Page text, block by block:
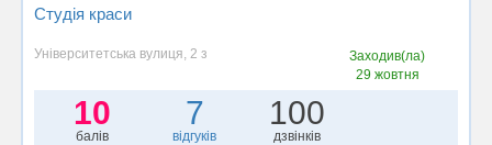
Студія краси
Університетська вулиця, 2 з
Заходив(ла)
29 жовтня
10
балів
7
відгуків
100
дзвінків